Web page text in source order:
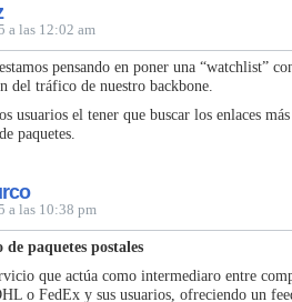
a las 12:02 am
pensando en poner una “watchlist”
del tráfico de nuestro backbone.
usuarios el tener que buscar los enlaces
paquetes.
a las 10:38 pm
paquetes postales
que actúa como intermediaro entre
o FedEx y sus usuarios, ofreciendo un